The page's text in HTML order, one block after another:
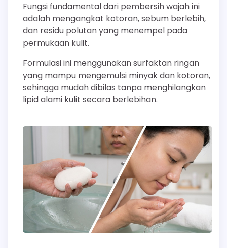
Fungsi fundamental dari pembersih wajah ini
adalah mengangkat kotoran, sebum berlebih,
dan residu polutan yang menempel pada
permukaan kulit.
Formulasi ini menggunakan surfaktan ringan
yang mampu mengemulsi minyak dan kotoran,
sehingga mudah dibilas tanpa menghilangkan
lipid alami kulit secara berlebihan.